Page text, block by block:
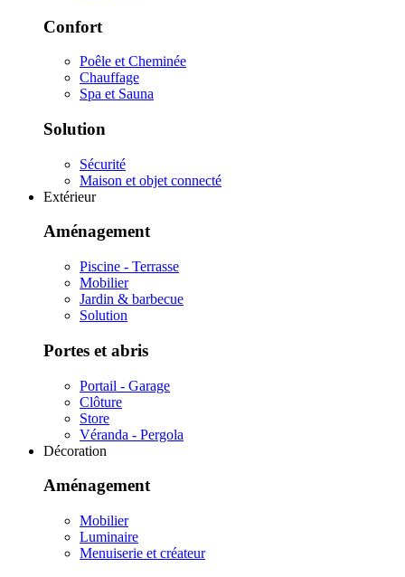
Confort
Poêle et Cheminée
Chauffage
Spa et Sauna
Solution
Sécurité
Maison et objet connecté
Extérieur
Aménagement
Piscine - Terrasse
Mobilier
Jardin & barbecue
Solution
Portes et abris
Portail - Garage
Clôture
Store
Véranda - Pergola
Décoration
Aménagement
Mobilier
Luminaire
Menuiserie et créateur